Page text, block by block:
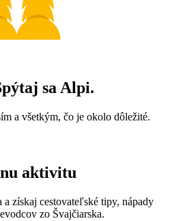
sa Alpi.
a všetkým, čo je okolo dôležité.
aktivitu
a získaj cestovateľské tipy, nápady
zo Švajčiarska.